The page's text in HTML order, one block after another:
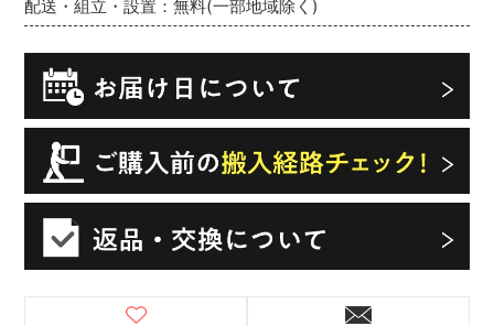
配送・組立・設置：無料(一部地域除く)